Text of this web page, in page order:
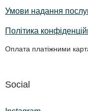
Умови надання
Політика
Оплата платіжними
Social